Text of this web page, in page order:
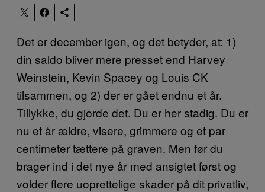
Det er december igen, og det betyder, at: 1)
din saldo bliver mere presset end Harvey
Weinstein, Kevin Spacey og Louis CK
tilsammen, og 2) der er gået endnu et år.
Tillykke, du gjorde det. Du er her stadig. Du er
nu et år ældre, visere, grimmere og et par
centimeter tættere på graven. Men før du
brager ind i det nye år med ansigtet først og
volder flere uoprettelige skader på dit privatliv,